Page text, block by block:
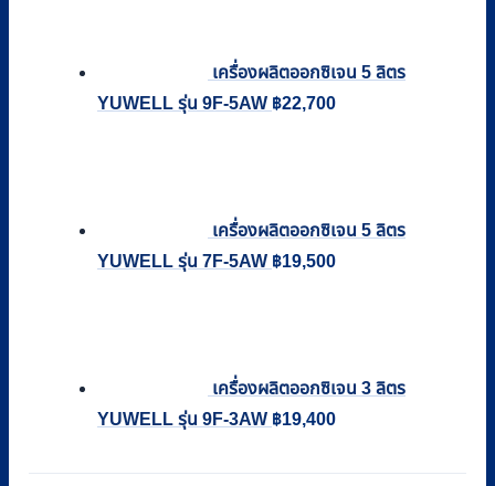
เครื่องผลิตออกซิเจน 5 ลิตร
YUWELL รุ่น 9F-5AW ฿22,700
เครื่องผลิตออกซิเจน 5 ลิตร
YUWELL รุ่น 7F-5AW ฿19,500
เครื่องผลิตออกซิเจน 3 ลิตร
YUWELL รุ่น 9F-3AW ฿19,400